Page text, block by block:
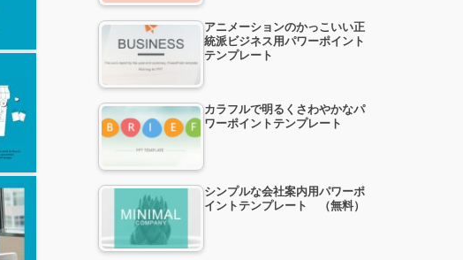
アニメーションのかっこいい正
統派ビジネス用パワーポイント
テンプレート
カラフルで明るくさわやかなパ
ワーポイントテンプレート
シンプルな会社案内用パワーポ
イントテンプレート （無料）